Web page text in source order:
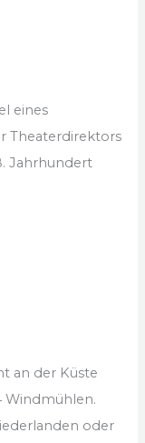
eines
Theaterdirektors
Jahrhundert
an der Küste
Windmühlen.
oder